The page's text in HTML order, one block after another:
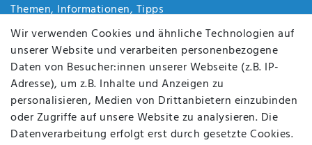
Themen, Informationen, Tipps
Jobs
Über uns
Kontakt
Datenschutz
AGB
FAQ
Batterieentsorgung
Altölverordnung
Wir verwenden Cookies und ähnliche Technologien auf
unserer Website und verarbeiten personenbezogene
Daten von Besucher:innen unserer Webseite (z.B. IP-
Adresse), um z.B. Inhalte und Anzeigen zu
personalisieren, Medien von Drittanbietern einzubinden
oder Zugriffe auf unsere Website zu analysieren. Die
Datenverarbeitung erfolgt erst durch gesetzte Cookies.